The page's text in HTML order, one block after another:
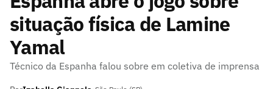
situação física de Lamine
Yamal
Técnico da Espanha falou sobre em coletiva de imprensa